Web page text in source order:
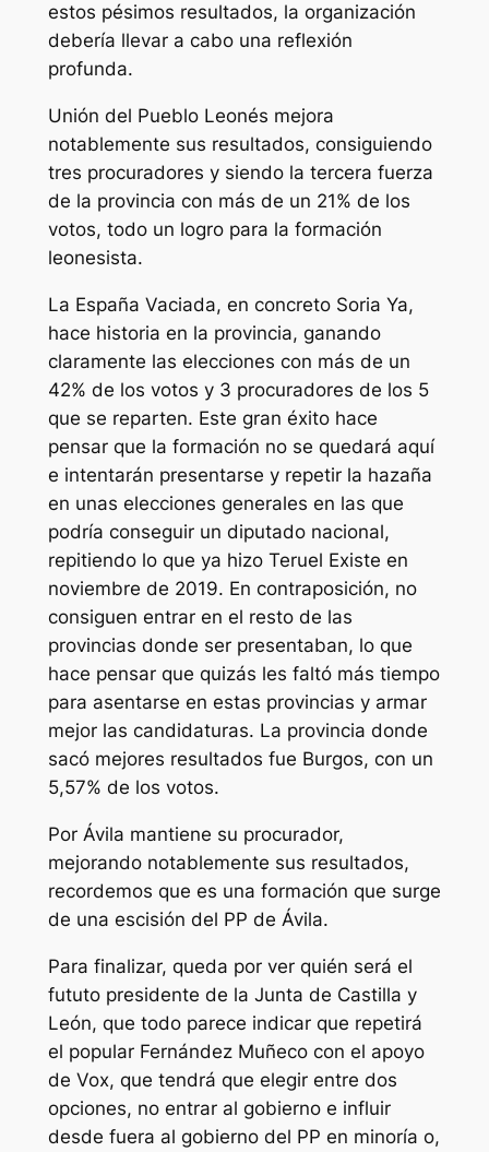
estos pésimos resultados, la organización
debería llevar a cabo una reflexión
profunda.
Unión del Pueblo Leonés mejora
notablemente sus resultados, consiguiendo
tres procuradores y siendo la tercera fuerza
de la provincia con más de un 21% de los
votos, todo un logro para la formación
leonesista.
La España Vaciada, en concreto Soria Ya,
hace historia en la provincia, ganando
claramente las elecciones con más de un
42% de los votos y 3 procuradores de los 5
que se reparten. Este gran éxito hace
pensar que la formación no se quedará aquí
e intentarán presentarse y repetir la hazaña
en unas elecciones generales en las que
podría conseguir un diputado nacional,
repitiendo lo que ya hizo Teruel Existe en
noviembre de 2019. En contraposición, no
consiguen entrar en el resto de las
provincias donde ser presentaban, lo que
hace pensar que quizás les faltó más tiempo
para asentarse en estas provincias y armar
mejor las candidaturas. La provincia donde
sacó mejores resultados fue Burgos, con un
5,57% de los votos.
Por Ávila mantiene su procurador,
mejorando notablemente sus resultados,
recordemos que es una formación que surge
de una escisión del PP de Ávila.
Para finalizar, queda por ver quién será el
fututo presidente de la Junta de Castilla y
León, que todo parece indicar que repetirá
el popular Fernández Muñeco con el apoyo
de Vox, que tendrá que elegir entre dos
opciones, no entrar al gobierno e influir
desde fuera al gobierno del PP en minoría o,